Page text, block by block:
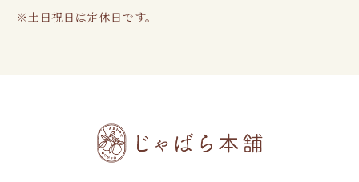
※土日祝日は定休日です。